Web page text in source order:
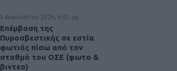
5 Αυγούστου 2026, 6:01 μμ
Επέμβαση της
Πυροσβεστικής σε εστία
φωτιάς πίσω από τον
σταθμό του ΟΣΕ (φωτο &
βιντεο)